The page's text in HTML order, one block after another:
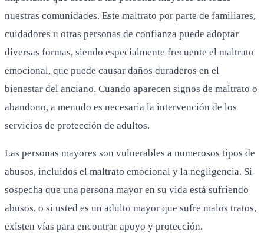
nuestras comunidades. Este maltrato por parte de familiares,
cuidadores u otras personas de confianza puede adoptar
diversas formas, siendo especialmente frecuente el maltrato
emocional, que puede causar daños duraderos en el
bienestar del anciano. Cuando aparecen signos de maltrato o
abandono, a menudo es necesaria la intervención de los
servicios de protección de adultos.
Las personas mayores son vulnerables a numerosos tipos de
abusos, incluidos el maltrato emocional y la negligencia. Si
sospecha que una persona mayor en su vida está sufriendo
abusos, o si usted es un adulto mayor que sufre malos tratos,
existen vías para encontrar apoyo y protección.